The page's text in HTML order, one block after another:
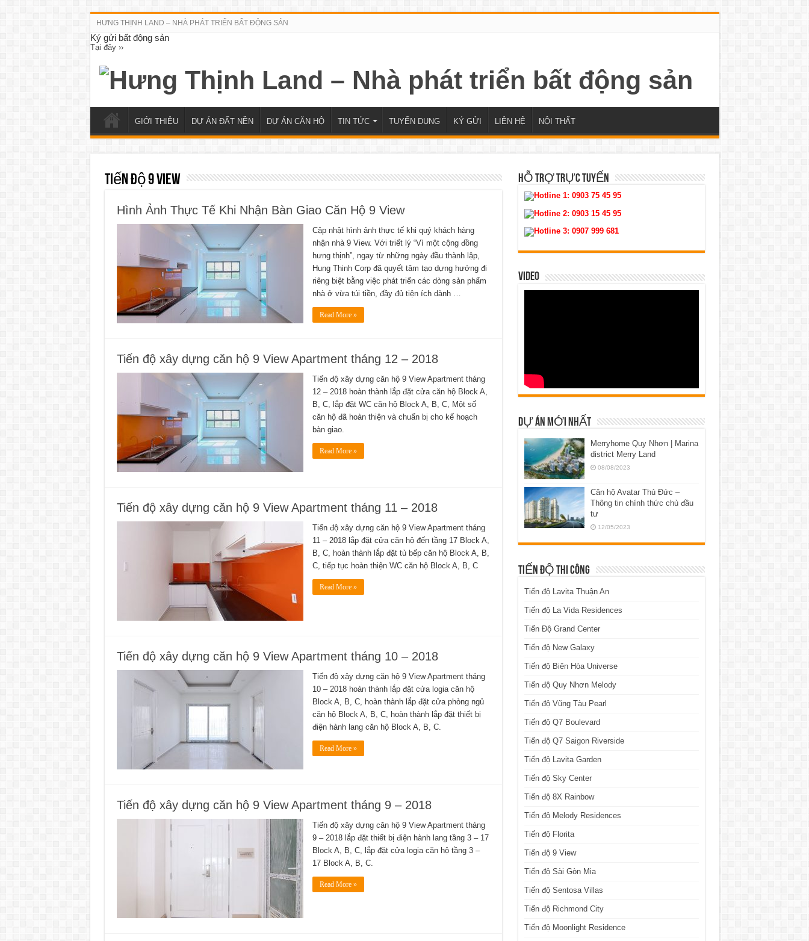
HƯNG THỊNH LAND – NHÀ PHÁT TRIỂN BẤT ĐỘNG SẢN
Ký gửi bất động sản
Tại đây ››
GIỚI THIỆU DỰ ÁN ĐẤT NỀN DỰ ÁN CĂN HỘ TIN TỨC TUYỂN DỤNG KÝ GỬI LIÊN HỆ NỘI THẤT
Tiến độ 9 View
Hình Ảnh Thực Tế Khi Nhận Bàn Giao Căn Hộ 9 View
Cập nhật hình ảnh thực tế khi quý khách hàng
nhận nhà 9 View. Với triết lý “Vì một cộng đồng
hưng thịnh”, ngay từ những ngày đầu thành lập,
Hung Thinh Corp đã quyết tâm tạo dựng hướng đi
riêng biệt bằng việc phát triển các dòng sản phẩm
nhà ở vừa túi tiền, đầy đủ tiện ích dành …
Read More »
Tiến độ xây dựng căn hộ 9 View Apartment tháng 12 – 2018
Tiến độ xây dựng căn hộ 9 View Apartment tháng
12 – 2018 hoàn thành lắp đặt cửa căn hộ Block A,
B, C, lắp đặt WC căn hộ Block A, B, C, Một số
căn hộ đã hoàn thiện và chuẩn bị cho kế hoạch
bàn giao.
Read More »
Tiến độ xây dựng căn hộ 9 View Apartment tháng 11 – 2018
Tiến độ xây dựng căn hộ 9 View Apartment tháng
11 – 2018 lắp đặt cửa căn hộ đến tầng 17 Block A,
B, C, hoàn thành lắp đặt tủ bếp căn hộ Block A, B,
C, tiếp tục hoàn thiện WC căn hộ Block A, B, C
Read More »
Tiến độ xây dựng căn hộ 9 View Apartment tháng 10 – 2018
Tiến độ xây dựng căn hộ 9 View Apartment tháng
10 – 2018 hoàn thành lắp đặt cửa logia căn hộ
Block A, B, C, hoàn thành lắp đặt cửa phòng ngủ
căn hộ Block A, B, C, hoàn thành lắp đặt thiết bị
điện hành lang căn hộ Block A, B, C.
Read More »
Tiến độ xây dựng căn hộ 9 View Apartment tháng 9 – 2018
Tiến độ xây dựng căn hộ 9 View Apartment tháng
9 – 2018 lắp đặt thiết bị điện hành lang tầng 3 – 17
Block A, B, C, lắp đặt cửa logia căn hộ tầng 3 –
17 Block A, B, C.
Read More »
HỖ TRỢ TRỰC TUYẾN
Hotline 1: 0903 75 45 95
Hotline 2: 0903 15 45 95
Hotline 3: 0907 999 681
VIDEO
DỰ ÁN MỚI NHẤT
Merryhome Quy Nhơn | Marina
district Merry Land
08/08/2023
Căn hộ Avatar Thủ Đức –
Thông tin chính thức chủ đầu
tư
12/05/2023
TIẾN ĐỘ THI CÔNG
Tiến độ Lavita Thuận An
Tiến độ La Vida Residences
Tiến Độ Grand Center
Tiến độ New Galaxy
Tiến độ Biên Hòa Universe
Tiến độ Quy Nhơn Melody
Tiến độ Vũng Tàu Pearl
Tiến độ Q7 Boulevard
Tiến độ Q7 Saigon Riverside
Tiến độ Lavita Garden
Tiến độ Sky Center
Tiến độ 8X Rainbow
Tiến độ Melody Residences
Tiến độ Florita
Tiến độ 9 View
Tiến độ Sài Gòn Mia
Tiến độ Sentosa Villas
Tiến độ Richmond City
Tiến độ Moonlight Residence